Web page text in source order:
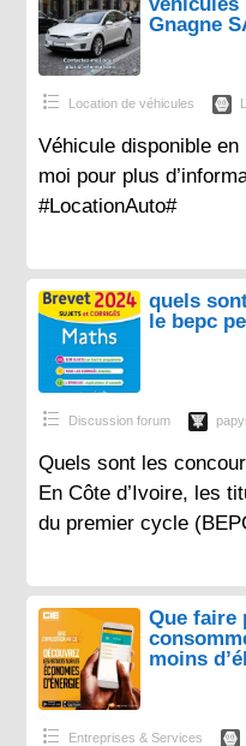
Gnagne
Location de véhicules
Véhicule disponible en
moi pour plus
#LocationAuto#
quels
le bepc
Discussion forum
Quels sont les
En Côte d’Ivoire, les
du premier cycle
Que faire
moins
Entreprises & Services